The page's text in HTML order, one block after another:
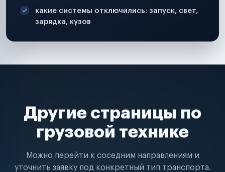
какие системы отключились: запуск, свет,
зарядка, кузов
Другие страницы по
грузовой технике
Можно перейти к соседним направлениям и
уточнить заявку под конкретный тип транспорта.